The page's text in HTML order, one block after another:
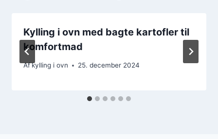
Kylling i ovn med bagte kartofler til
komfortmad
Afkylling i ovn 25. december 2024